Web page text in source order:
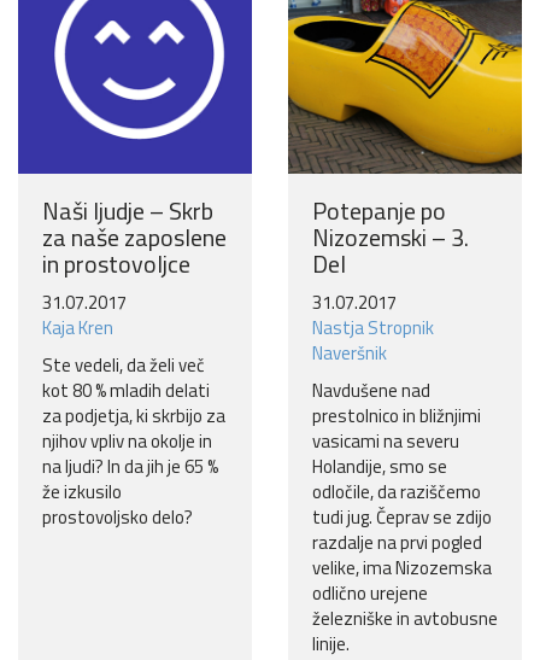
Naši ljudje – Skrb
za naše zaposlene
in prostovoljce
31.07.2017
Kaja Kren
Ste vedeli, da želi več
kot 80 % mladih delati
za podjetja, ki skrbijo za
njihov vpliv na okolje in
na ljudi? In da jih je 65 %
že izkusilo
prostovoljsko delo?
Potepanje po
Nizozemski – 3.
Del
31.07.2017
Nastja Stropnik
Naveršnik
Navdušene nad
prestolnico in bližnjimi
vasicami na severu
Holandije, smo se
odločile, da raziščemo
tudi jug. Čeprav se zdijo
razdalje na prvi pogled
velike, ima Nizozemska
odlično urejene
železniške in avtobusne
linije.